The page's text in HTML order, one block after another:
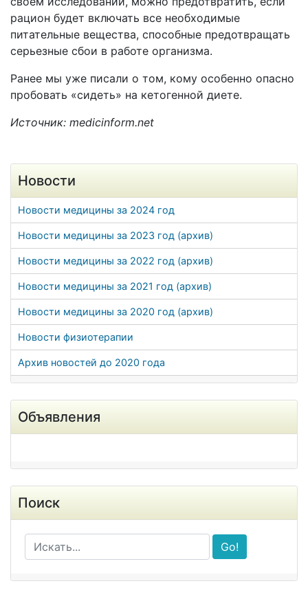
рацион будет включать все необходимые
питательные вещества, способные предотвращать
серьезные сбои в работе организма.
Ранее мы уже писали о том, кому особенно опасно
пробовать «сидеть» на кетогенной диете.
Источник: medicinform.net
Новости
Новости медицины за 2024 год
Новости медицины за 2023 год (архив)
Новости медицины за 2022 год (архив)
Новости медицины за 2021 год (архив)
Новости медицины за 2020 год (архив)
Новости физиотерапии
Архив новостей до 2020 года
Объявления
Поиск
Go!